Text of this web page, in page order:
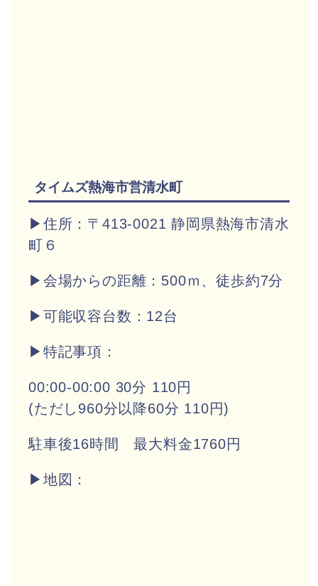
タイムズ熱海市営清水町
▶住所：〒413-0021 静岡県熱海市清水
町６
▶会場からの距離：500ｍ、徒歩約7分
▶ 可能収容台数：12台
▶特記事項：
00:00-00:00 30分 110円
(ただし960分以降60分 110円)
駐車後16時間 最大料金1760円
▶地図：